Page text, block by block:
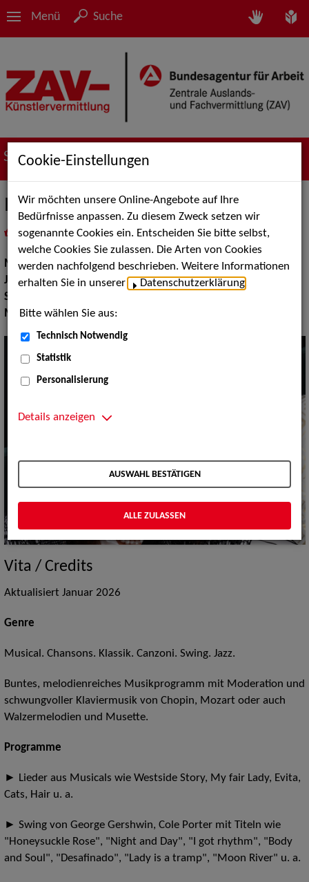
Menü Suche
Suche nach Künstler*innen
Iris Marlin
als PDF speichern
inMeine Merklistelegen
Musik:Klassische und Historische Musik
Jazz:Standards und Swing
Show:
Musik Shows:Sonstiges, Sänger / Sängerin
Vita / Credits
Aktualisiert Januar 2026
Genre
Musical. Chansons. Klassik. Canzoni. Swing. Jazz.
Buntes, melodienreiches Musikprogramm mit Moderation und
schwungvoller Klaviermusik von Chopin, Mozart oder auch
Walzermelodien und Musette.
Programme
► Lieder aus Musicals wie Westside Story, My fair Lady, Evita,
Cats, Hair u. a.
► Swing von George Gershwin, Cole Porter mit Titeln wie
"Honeysuckle Rose", "Night and Day", "I got rhythm", "Body
and Soul", "Desafinado", "Lady is a tramp", "Moon River" u. a.
Cookie-Einstellungen
Wir möchten unsere Online-Angebote auf Ihre
Bedürfnisse anpassen. Zu diesem Zweck setzen wir
sogenannte Cookies ein. Entscheiden Sie bitte selbst,
welche Cookies Sie zulassen. Die Arten von Cookies
werden nachfolgend beschrieben. Weitere Informationen
erhalten Sie in unserer
Datenschutzerklärung
Bitte wählen Sie aus:
Technisch Notwendig
Statistik
Personalisierung
Details anzeigen
AUSWAHL BESTÄTIGEN
ALLE ZULASSEN